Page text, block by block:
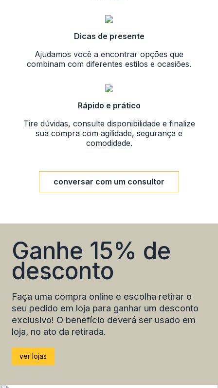
Dicas de presente
Ajudamos você a encontrar opções que
combinam com diferentes estilos e ocasiões.
Rápido e prático
Tire dúvidas, consulte disponibilidade e finalize
sua compra com agilidade, segurança e
comodidade.
conversar com um consultor
Ganhe 15% de
desconto
Faça uma compra online e escolha retirar o
seu pedido em loja para ganhar um desconto
exclusivo! O benefício deverá ser usado em
loja, no ato da retirada.
ver lojas